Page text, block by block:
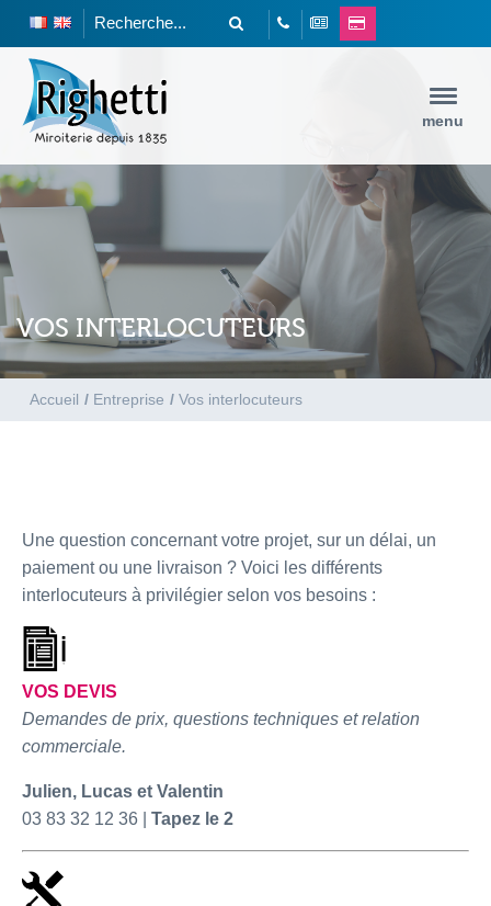
menu
VOS INTERLOCUTEURS
Accueil / Entreprise / Vos interlocuteurs
Une question concernant votre projet, sur un délai, un
paiement ou une livraison ? Voici les différents
interlocuteurs à privilégier selon vos besoins :
VOS DEVIS
Demandes de prix, questions techniques et relation
commerciale.
Julien, Lucas et Valentin
03 83 32 12 36 | Tapez le 2